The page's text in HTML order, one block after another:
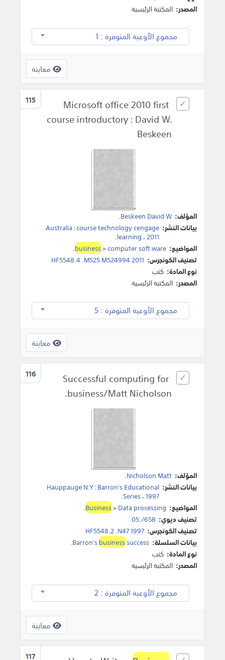
المصدر: المكتبة الرئيسية
مجموع الأوعية المتوفرة : 1
معاينة
115
Microsoft office 2010 first
course introductory : David W.
Beskeen
المؤلف: Beskeen David W
.
بيانات النشر:
Australia:course technology cengage
learning ،2011
.
المواضيع:
business>computer soft ware
.
تصنيف الكونجرس: HF5548.4 .M525 M524994 2011
نوع المادة: كتب
المصدر: المكتبة الرئيسية
مجموع الأوعية المتوفرة : 5
معاينة
116
Successful computing for
business/Matt Nicholson.
المؤلف: Nicholson Matt
.
بيانات النشر:
Hauppauge N.Y:Barron's Educational
Series،1997
.
المواضيع:
Business>Data processing
.
تصنيف ديوي: 658/.05.
تصنيف الكونجرس: HF5548.2 .N47 1997
بيانات السلسلة:
Barron'sbusinesssuccess.
نوع المادة: كتب
المصدر: المكتبة الرئيسية
مجموع الأوعية المتوفرة : 2
معاينة
117